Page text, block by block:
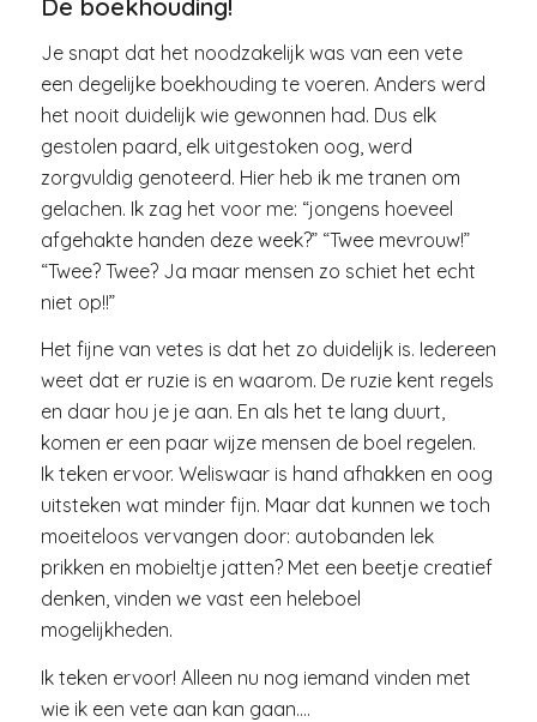
De boekhouding!
Je snapt dat het noodzakelijk was van een vete
een degelijke boekhouding te voeren. Anders werd
het nooit duidelijk wie gewonnen had. Dus elk
gestolen paard, elk uitgestoken oog, werd
zorgvuldig genoteerd. Hier heb ik me tranen om
gelachen. Ik zag het voor me: “jongens hoeveel
afgehakte handen deze week?” “Twee mevrouw!”
“Twee? Twee? Ja maar mensen zo schiet het echt
niet op!!”
Het fijne van vetes is dat het zo duidelijk is. Iedereen
weet dat er ruzie is en waarom. De ruzie kent regels
en daar hou je je aan. En als het te lang duurt,
komen er een paar wijze mensen de boel regelen.
Ik teken ervoor. Weliswaar is hand afhakken en oog
uitsteken wat minder fijn. Maar dat kunnen we toch
moeiteloos vervangen door: autobanden lek
prikken en mobieltje jatten? Met een beetje creatief
denken, vinden we vast een heleboel
mogelijkheden.
Ik teken ervoor! Alleen nu nog iemand vinden met
wie ik een vete aan kan gaan….